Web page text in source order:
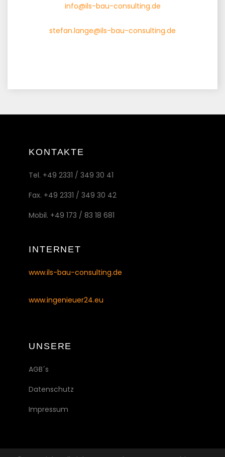
info@ils-bau-consulting.de
stefan.lange@ils-bau-consulting.de
KONTAKTE
Tel. +49 2331 / 349 30 41
Fax. +49 2331 / 349 30 42
Mobil. +49 173 / 83 18 681
INTERNET
www.ils-bau-consulting.de
www.ingenieuer24.eu
UNSERE
AGB´s
Datenschutz
Impressum